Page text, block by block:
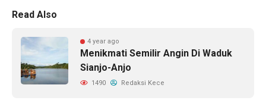
Read Also
4 year ago
Menikmati Semilir Angin Di Waduk
Sianjo-Anjo
1490 Redaksi Kece